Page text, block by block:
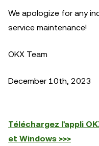
We apologize for any
service maintenance!
OKX Team
December 10th, 2023
Téléchargez l'appli
et Windows >>>